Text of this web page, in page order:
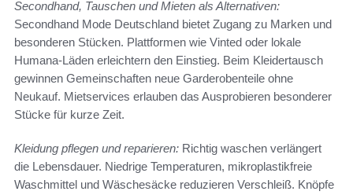
Secondhand, Tauschen und Mieten als Alternativen:
Secondhand Mode Deutschland bietet Zugang zu Marken und
besonderen Stücken. Plattformen wie Vinted oder lokale
Humana-Läden erleichtern den Einstieg. Beim Kleidertausch
gewinnen Gemeinschaften neue Garderobenteile ohne
Neukauf. Mietservices erlauben das Ausprobieren besonderer
Stücke für kurze Zeit.
Kleidung pflegen und reparieren: Richtig waschen verlängert
die Lebensdauer. Niedrige Temperaturen, mikroplastikfreie
Waschmittel und Wäschesäcke reduzieren Verschleiß. Knöpfe